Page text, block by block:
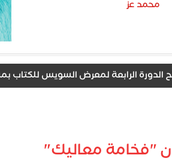
محمد عز
لمعرض السويس للكتاب بمشاركة 37 دار نشر
"فخامة معاليك"